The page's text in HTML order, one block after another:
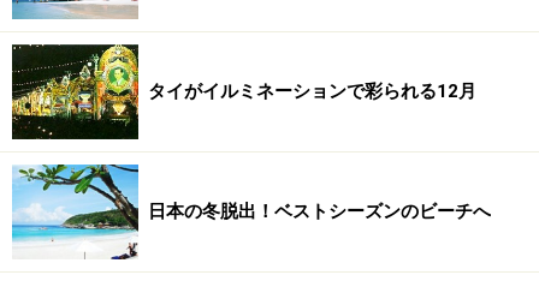
タイがイルミネーションで彩られる12月
日本の冬脱出！ベストシーズンのビーチへ